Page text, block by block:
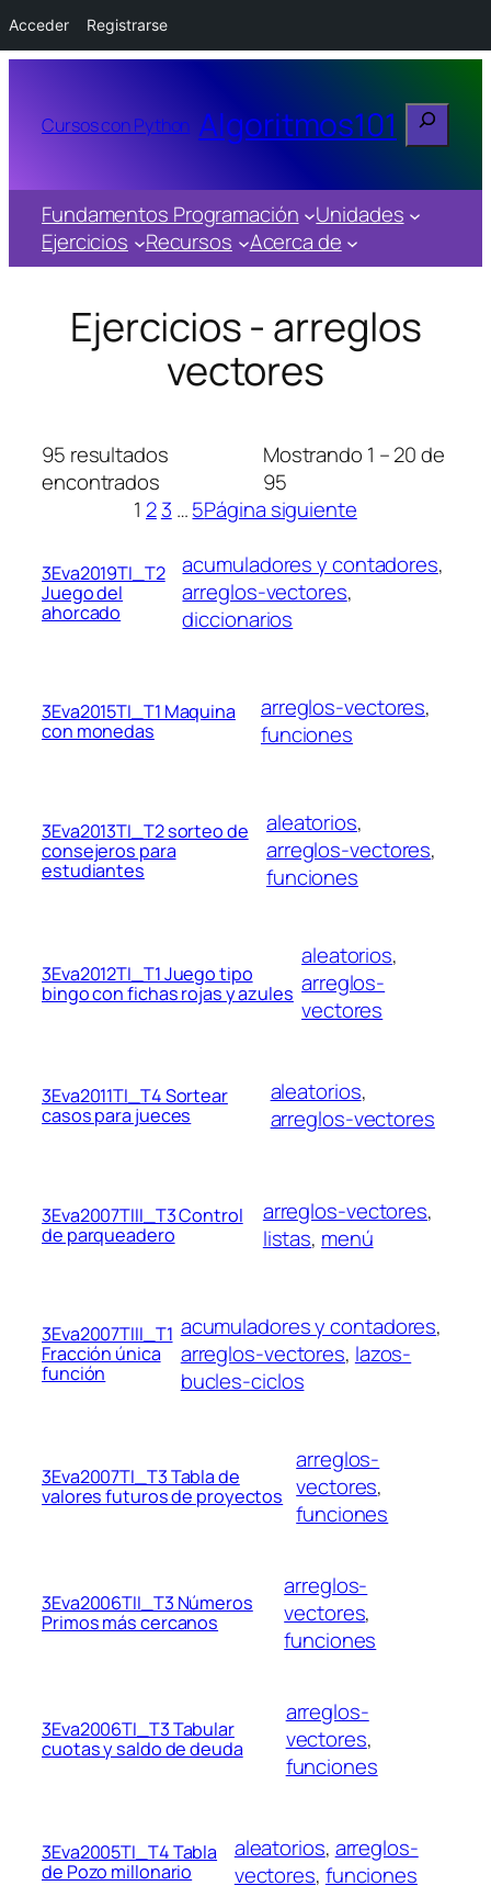
Acceder Registrarse
Cursos con Python Algoritmos101 Buscar
Fundamentos Programación
Unidades
Ejercicios
Recursos Acerca de
Ejercicios - arreglos
vectores
95 resultados
encontrados
Mostrando 1 – 20 de
95
1 23 …5Página siguiente
3Eva2019TI_T2
Juego del
ahorcado
acumuladores y contadores
arreglos-vectores
diccionarios
3Eva2015TI_T1 Maquina
con monedas
arreglos-vectores
funciones
3Eva2013TI_T2 sorteo de
consejeros para
estudiantes
aleatorios
arreglos-vectores
funciones
3Eva2012TI_T1 Juego tipo
bingo con fichas rojas y azules
aleatorios
arreglos-
vectores
3Eva2011TI_T4 Sortear
casos para jueces
aleatorios
arreglos-vectores
3Eva2007TIII_T3 Control
de parqueadero
arreglos-vectores
listas, menú
3Eva2007TIII_T1
Fracción única
función
acumuladores y contadores
arreglos-vectores, lazos-
bucles-ciclos
3Eva2007TI_T3 Tabla de
valores futuros de proyectos
arreglos-
vectores
funciones
3Eva2006TII_T3 Números
Primos más cercanos
arreglos-
vectores
funciones
3Eva2006TI_T3 Tabular
cuotas y saldo de deuda
arreglos-
vectores
funciones
3Eva2005TI_T4 Tabla
de Pozo millonario
aleatorios, arreglos-
vectores, funciones